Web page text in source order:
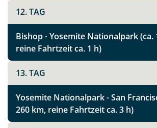
12. TAG
Bishop - Yosemite Nationalpark (ca.
reine Fahrtzeit ca. 1 h)
13. TAG
Yosemite Nationalpark - San
260 km, reine Fahrtzeit ca. 3 h)